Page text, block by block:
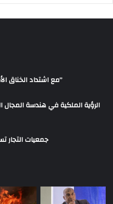
مع اشتداد الخناق الأميركي.. تعرف إلى قصة “هواوي”
جمعيات التجار